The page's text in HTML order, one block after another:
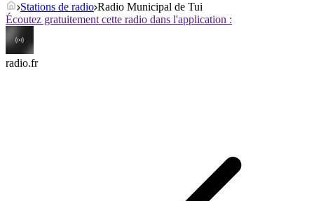
Stations de radio Radio Municipal de Tui
Écoutez gratuitement cette radio dans l'application :
radio.fr